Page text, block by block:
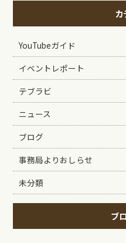
カ
YouTubeガイド
イベントレポート
テブラビ
ニュース
ブログ
事務局よりおしらせ
未分類
ブ